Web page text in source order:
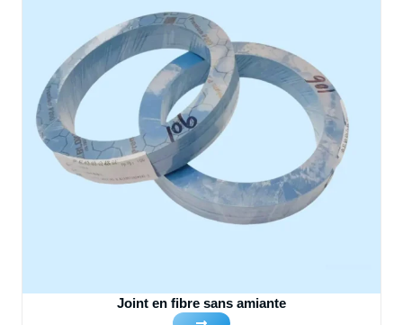
Joint en fibre sans amiante